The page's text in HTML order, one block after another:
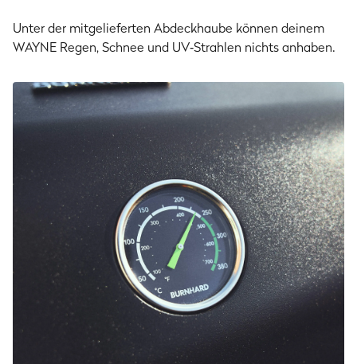
Unter der mitgelieferten Abdeckhaube können deinem
WAYNE Regen, Schnee und UV‑Strahlen nichts anhaben.